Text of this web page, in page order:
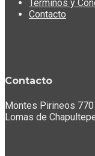
Términos y
Contacto
Contacto
Montes Pirineos 770
Lomas de